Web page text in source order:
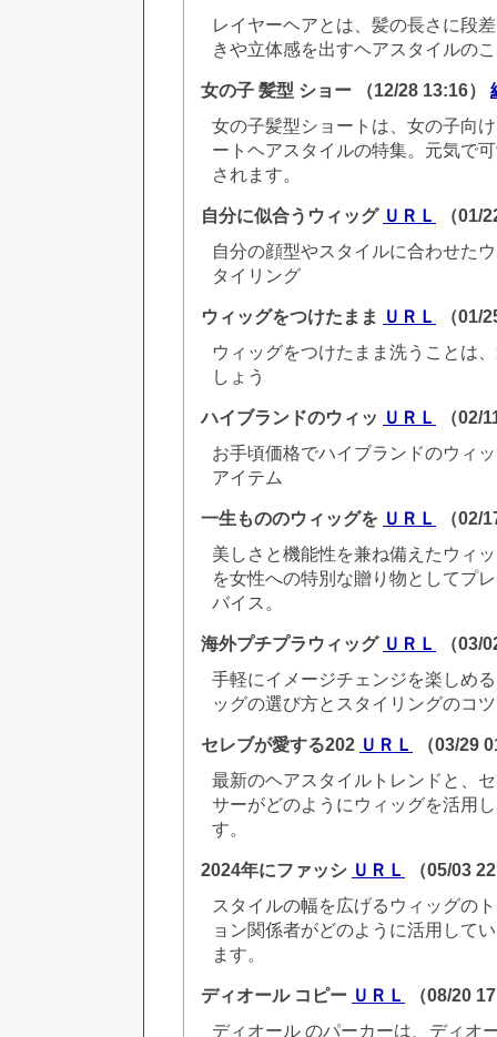
レイヤーヘアとは、髪の長さに段
きや立体感を出すヘアスタイルの
女の子 髪型 ショー （12/28 13:16）
女の子髪型ショートは、女の子向
ートヘアスタイルの特集。元気で
されます。
自分に似合うウィッグ ＵＲＬ
（01/
自分の顔型やスタイルに合わせた
タイリング
ウィッグをつけたまま ＵＲＬ
（01/
ウィッグをつけたまま洗うことは
しょう
ハイブランドのウィッ ＵＲＬ
（02/
お手頃価格でハイブランドのウィ
アイテム
一生もののウィッグを ＵＲＬ
（02/
美しさと機能性を兼ね備えたウィ
を女性への特別な贈り物としてプ
バイス。
海外プチプラウィッグ ＵＲＬ
（03/
手軽にイメージチェンジを楽しめ
ッグの選び方とスタイリングのコ
セレブが愛する202 ＵＲＬ
（03/29
最新のヘアスタイルトレンドと、
サーがどのようにウィッグを活用
す。
2024年にファッシ ＵＲＬ
（05/03
スタイルの幅を広げるウィッグの
ョン関係者がどのように活用して
ます。
ディオール コピー ＵＲＬ
（08/20
ディオール のパーカーは、ディオ